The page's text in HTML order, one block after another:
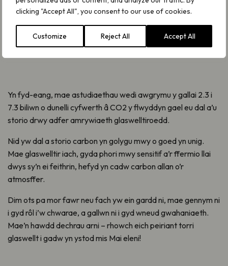
clicking "Accept All", you consent to our use of cookies.
Customize Reject All Accept All
cynaliadwy sy’n cloi carbon mewn priddoedd iach, ecolegol
gyfoethog. Mae tua 40% o arwynebedd tir y DU yn laswelltir
– ond mae llawer o hwn yn cael ei ffermio’n ddwys, gan
gyfyngu ar ei botensial ar gyfer storio carbon.
Yn fyd-eang, mae astudiaethau wedi awgrymu y gallai 2.3 i
7.3 biliwn o dunelli cyfwerth â CO2 y flwyddyn gael eu dal a’u
storio drwy adfer amrywiaeth glaswelltiroedd.
Nid yw dal a storio carbon yn golygu mwy o goed yn unig.
Mae glaswelltir iach, gyda phori mwy sensitif a’r ffermio llai
dwys sy’n ei feithrin, hefyd yn cadw carbon allan o’r
atmosffer.
Dim ots pa mor fawr neu fach yw ein gardd ni, mae gennym ni
i gyd rôl i’w chwarae, a gallwn ni i gyd wneud gwahaniaeth.
Mae’n hawdd dechrau arni – rhowch eich peiriant torri
glaswellt i gadw yn ystod mis Mai eleni!